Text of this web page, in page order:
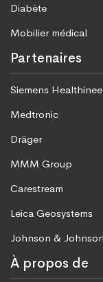
Diabète
Mobilier médical
Partenaires
Siemens
Medtronic
Dräger
MMM Group
Carestream
Leica Geosystems
Johnson & Johnson
À propos de